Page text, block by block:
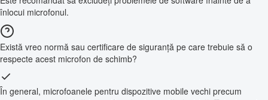
înlocui microfonul.
Există vreo normă sau certificare de siguranță pe care trebuie să o
respecte acest microfon de schimb?
În general, microfoanele pentru dispozitive mobile vechi precum